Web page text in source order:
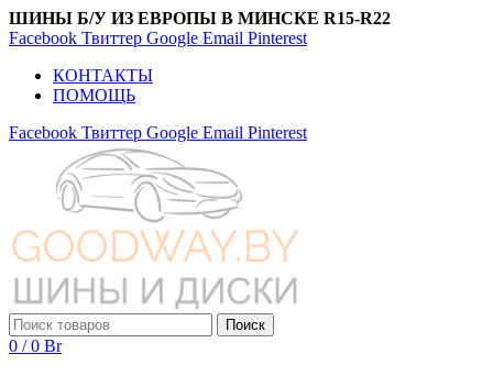
ШИНЫ Б/У ИЗ ЕВРОПЫ В МИНСКЕ R15-R22
Facebook Твиттер Google Email Pinterest
КОНТАКТЫ
ПОМОЩЬ
Facebook Твиттер Google Email Pinterest
Поиск
0 / 0 Br